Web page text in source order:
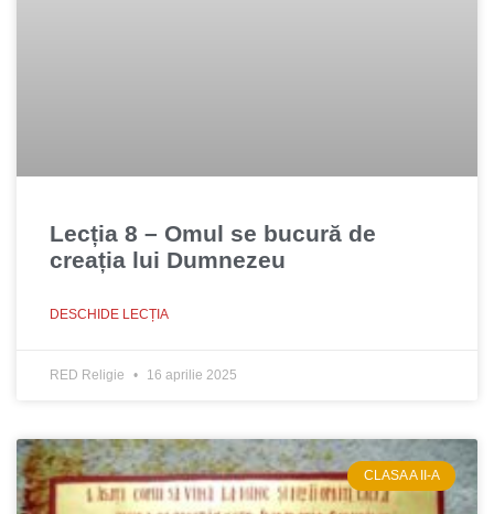
Lecția 8 – Omul se bucură de
creația lui Dumnezeu
DESCHIDE LECȚIA
RED Religie 16 aprilie 2025
CLASA A II-A